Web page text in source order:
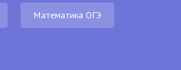
Математика ОГЭ